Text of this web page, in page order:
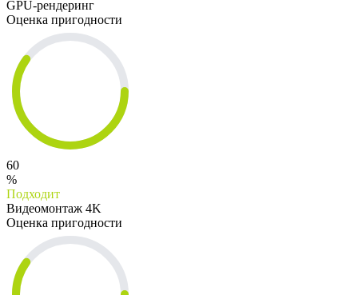
GPU-рендеринг
Оценка пригодности
60
%
Подходит
Видеомонтаж 4K
Оценка пригодности